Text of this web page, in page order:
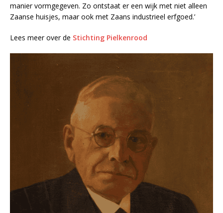
manier vormgegeven. Zo ontstaat er een wijk met niet alleen
Zaanse huisjes, maar ook met Zaans industrieel erfgoed.’
Lees meer over de Stichting Pielkenrood